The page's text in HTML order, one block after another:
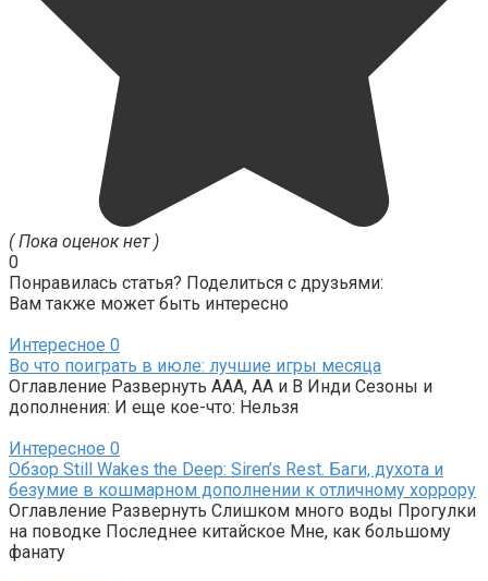
( Пока оценок нет )
0
Понравилась статья? Поделиться с друзьями:
Вам также может быть интересно
Интересное 0
Во что поиграть в июле: лучшие игры месяца
Оглавление Развернуть AAA, AA и B Инди Сезоны и
дополнения: И еще кое-что: Нельзя
Интересное 0
Обзор Still Wakes the Deep: Siren’s Rest. Баги, духота и
безумие в кошмарном дополнении к отличному хоррору
Оглавление Развернуть Слишком много воды Прогулки
на поводке Последнее китайское Мне, как большому
фанату